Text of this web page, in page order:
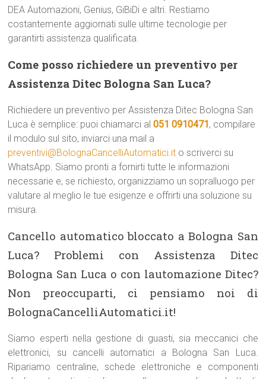
DEA Automazioni, Genius, GiBiDi e altri. Restiamo
costantemente aggiornati sulle ultime tecnologie per
garantirti assistenza qualificata.
Come posso richiedere un preventivo per
Assistenza Ditec Bologna San Luca?
Richiedere un preventivo per Assistenza Ditec Bologna San
Luca è semplice: puoi chiamarci al051 0910471, compilare
il modulo sul sito, inviarci una mail a
preventivi@BolognaCancelliAutomatici.it o scriverci su
WhatsApp. Siamo pronti a fornirti tutte le informazioni
necessarie e, se richiesto, organizziamo un sopralluogo per
valutare al meglio le tue esigenze e offrirti una soluzione su
misura.
Cancello automatico bloccato a Bologna San
Luca? Problemi con Assistenza Ditec
Bologna San Luca o con lautomazione Ditec?
Non preoccuparti, ci pensiamo noi di
BolognaCancelliAutomatici.it!
Siamo esperti nella gestione di guasti, sia meccanici che
elettronici, su cancelli automatici a Bologna San Luca.
Ripariamo centraline, schede elettroniche e componenti